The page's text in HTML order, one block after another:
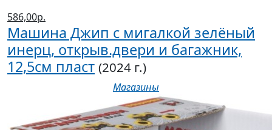
586,00р.
Машина Джип с мигалкой зелёный
инерц, открыв.двери и багажник,
12,5см пласт (2024 г.)
Магазины